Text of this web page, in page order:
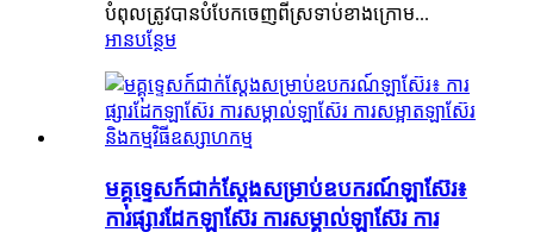
បំពុលត្រូវបានបំបែកចេញពីស្រទាប់ខាងក្រោម...
អានបន្ថែម
មគ្គុទ្ទេសក៍ជាក់ស្តែងសម្រាប់ឧបករណ៍ឡាស៊ែរ៖
ការផ្សារដែកឡាស៊ែរ ការសម្គាល់ឡាស៊ែរ ការ